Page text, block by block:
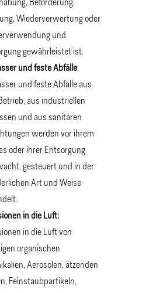
Beförderung,
Wiederverwertung oder
und
gewährleistet ist.
und feste Abfälle:
und feste Abfälle aus
aus industriellen
und aus sanitären
werden vor ihrem
oder ihrer Entsorgung
gesteuert und in der
Art und Weise
in die Luft:
in die Luft von
organischen
Aerosolen, ätzenden
Feinstaubpartikeln,